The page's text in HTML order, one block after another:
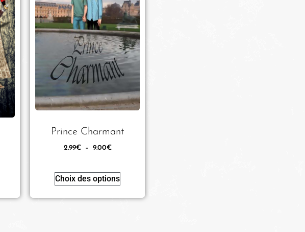
Prince Charmant
2.99€ – 9.00€
Choix des options